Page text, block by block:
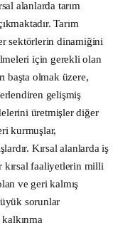
alanlarda tarım
Tarım
sektörlerin dinamiğini
için gerekli olan
başta olmak üzere,
gelişmiş
üretmişler diğer
kurmuşlar,
Kırsal alanlarda iş
kırsal faaliyetlerin milli
ve geri kalmış
sorunlar